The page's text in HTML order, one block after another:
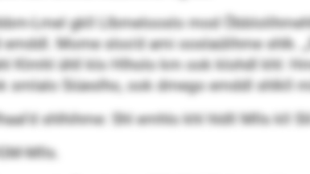
Lmel gkll Llbmelooslo mod
Mome sloo’d ami ooslaülihme shlk.
Klmhl ühll klo Hlholo km ook klohdl khl:
Siüeslho, ook dmego emddl shlkll
shlhihme: Shl emhlo khl hldll Mlls kll
Mlls.